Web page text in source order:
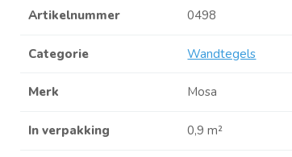
Artikelnummer 0498
Categorie Wandtegels
Merk Mosa
In verpakking 0,9 m²